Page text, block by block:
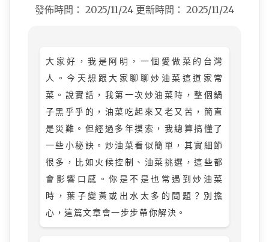
發佈時間： 2025/11/24 更新時間： 2025/11/24
大家好，我是阿明，一個愛做菜的台灣
人。今天想跟大家聊聊炒油菜這道家常
菜。說實話，我第一次炒油菜時，整個鍋
子黑乎乎的，油菜吃起來又老又苦，簡直
是災難。但經過多年摸索，我總算搞懂了
一些小秘訣。炒油菜看似簡單，其實細節
很多，比如火候控制、油菜挑選，這些都
會影響口感。你是不是也常遇到炒油菜
時，葉子變黃或出水太多的問題？別擔
心，這篇文章會一步步帶你解決。